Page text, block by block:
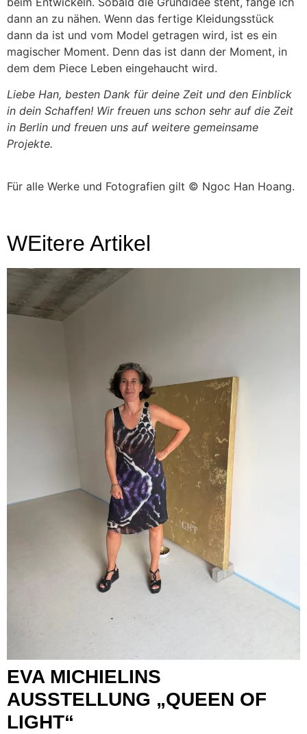
dann an zu nähen. Wenn das fertige Kleidungsstück
dann da ist und vom Model getragen wird, ist es ein
magischer Moment. Denn das ist dann der Moment, in
dem dem Piece Leben eingehaucht wird.
Liebe Han, besten Dank für deine Zeit und den Einblick
in dein Schaffen! Wir freuen uns schon sehr auf die Zeit
in Berlin und freuen uns auf weitere gemeinsame
Projekte.
Für alle Werke und Fotografien gilt © Ngoc Han Hoang.
WEitere Artikel
EVA MICHIELINS
AUSSTELLUNG „QUEEN OF
LIGHT“